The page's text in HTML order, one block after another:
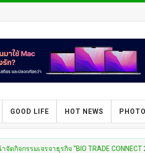
GOOD LIFE HOT NEWS
จรจาธุรกิจ “BIO TRADE CONNECT 2026”